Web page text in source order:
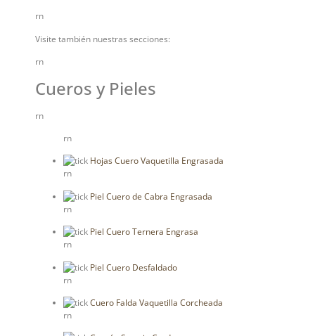
rn
Visite también nuestras secciones:
rn
Cueros y Pieles
rn
rn
Hojas Cuero Vaquetilla Engrasada
rn
Piel Cuero de Cabra Engrasada
rn
Piel Cuero Ternera Engrasa
rn
Piel Cuero Desfaldado
rn
Cuero Falda Vaquetilla Corcheada
rn